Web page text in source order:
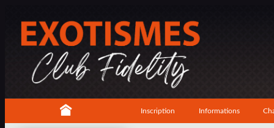
Inscription Informations